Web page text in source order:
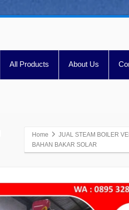
All Products About Us
Home
JUAL STEAM BOILER
BAHAN BAKAR SOLAR